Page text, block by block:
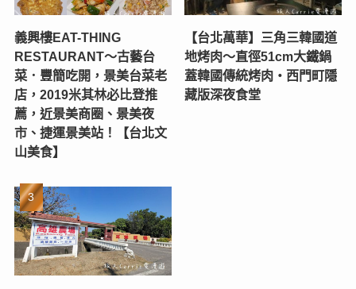
義興樓EAT-THING
RESTAURANT〜古藝台
菜．豐簡吃開，景美台菜老
店，2019米其林必比登推
薦，近景美商圈、景美夜
市、捷運景美站！【台北文
山美食】
【台北萬華】三角三韓國道
地烤肉～直徑51cm大鐵鍋
蓋韓國傳統烤肉‧西門町隱
藏版深夜食堂